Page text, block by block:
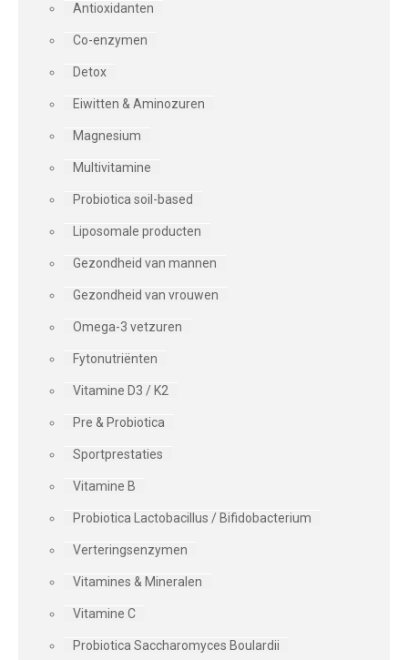
Antioxidanten
Co-enzymen
Detox
Eiwitten & Aminozuren
Magnesium
Multivitamine
Probiotica soil-based
Liposomale producten
Gezondheid van mannen
Gezondheid van vrouwen
Omega-3 vetzuren
Fytonutriënten
Vitamine D3 / K2
Pre & Probiotica
Sportprestaties
Vitamine B
Probiotica Lactobacillus / Bifidobacterium
Verteringsenzymen
Vitamines & Mineralen
Vitamine C
Probiotica Saccharomyces Boulardii